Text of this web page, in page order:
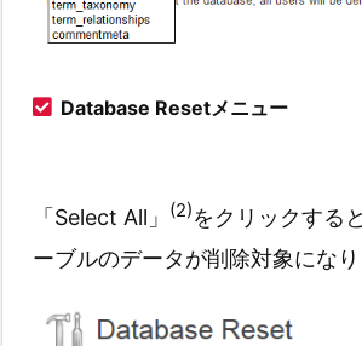
Database Resetメニュー
「Select All」 (2)をクリックする
ーブルのデータが削除対象になり